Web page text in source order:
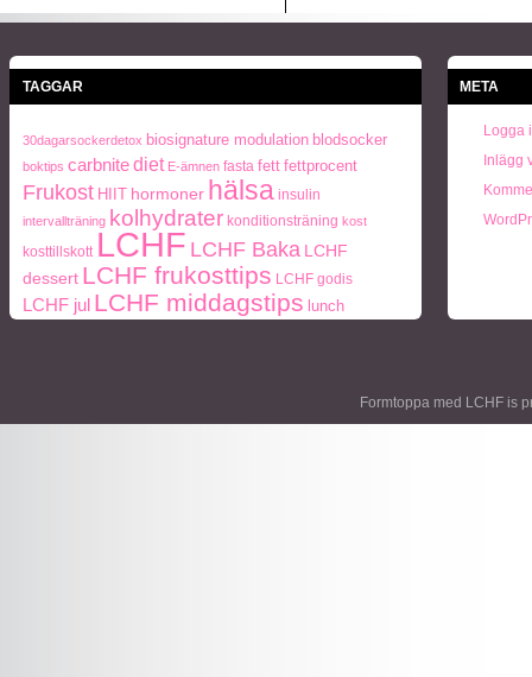
TAGGAR
30dagarsockerdetox biosignature modulation blodsocker
boktips carbnitediet E-ämnen fasta fett fettprocent
Frukost HIIT hormoner hälsa insulin
intervallträning kolhydrater konditionsträning kost
kosttillskott LCHF LCHF Baka LCHF
dessert LCHF frukosttips LCHF godis
LCHF jul LCHF middagstips lunch
META
Logga
Inlägg
Formtoppa med LCHF is